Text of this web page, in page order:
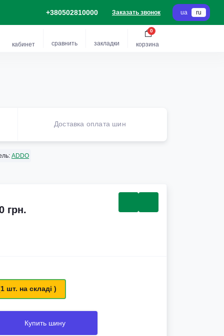
+380502810000 Заказать звонок ua ru
кабинет сравнить закладки корзина
0
Доставка оплата шин
ADDO
грн.
шт. на складі )
Купить шину